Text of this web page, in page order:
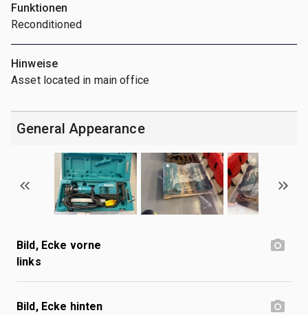
Funktionen
Reconditioned
Hinweise
Asset located in main office
General Appearance
Bild, Ecke vorne
links
Bild, Ecke hinten